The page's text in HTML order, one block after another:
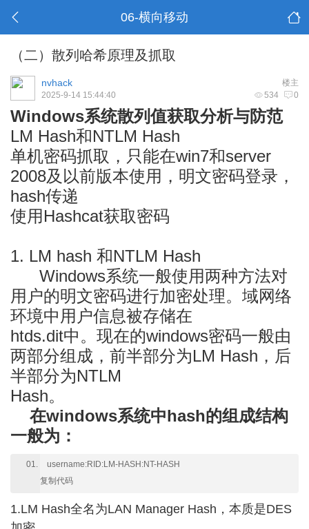
06-横向移动
（二）散列哈希原理及抓取
楼主
nvhack
534 0
2025-9-14 15:44:40
Windows系统散列值获取分析与防范
LM Hash和NTLM Hash
单机密码抓取， 只能在win7和server
2008及以前版本使用，明文密码登录，
hash传递
使用Hashcat获取密码
1. LM hash 和NTLM Hash
Windows系统一般使用两种方法对
用户的明文密码进行加密处理。域网络
环境中用户信息被存储在
htds.dit中。现在的windows密码一般由
两部分组成，前半部分为LM Hash，后
半部分为NTLM
Hash。
在windows系统中hash的组成结构
一般为：
username:RID:LM-HASH:NT-HASH
复制代码
1.LM Hash全名为LAN Manager Hash，本质是DES